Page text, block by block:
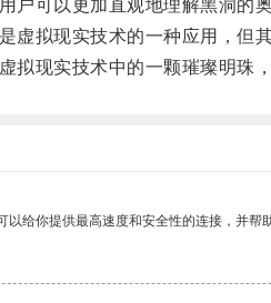
可以更加直观地理解黑洞的奥
拟现实技术的一种应用，但其
现实技术中的一颗璀璨明珠，
以给你提供最高速度和安全性的连接，并帮